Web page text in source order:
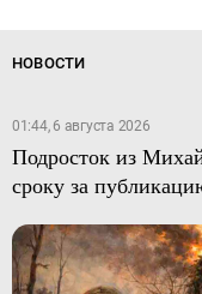
НОВОСТИ
01:44, 6 августа 2026
Подросток из
сроку за